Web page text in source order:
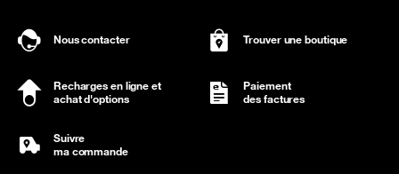
Nous contacter Trouver une boutique
Recharges en ligne et
achat d'options
Paiement
des factures
Suivre
ma commande